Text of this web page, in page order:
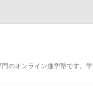
のオンライン進学塾です。